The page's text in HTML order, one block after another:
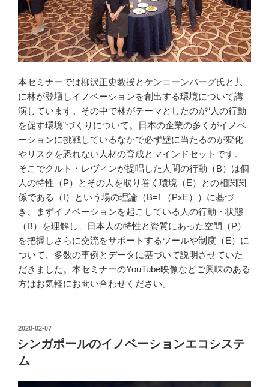
本セミナーでは柳沢正史教授とケンコーンバーグ氏と共
に林が登壇しイノベーションを創出する環境について講
演しています。その中で林がテーマとしたのが“人の行動
を促す環境”づくりについて。日本の企業の多くがイノベ
ーションに挑戦しているなかで必ず壁に当たるのが変化
やリスクを恐れない人材の育成とマインドセットです。
そこでクルト・レヴィンが提唱した人間の行動（B）は個
人の特性（P）とその人を取り巻く環境（E）との相関関
係である（f）という場の理論（B=f （PxE））に基づ
き、まずイノベーションを起こしている人の行動・状態
（B）を理解し、日本人の特性と資質にあった空間（P）
を把握しさらに交流をサポートするツールや制度（E）に
ついて、多数の事例とデータに基づいて説明させていた
だきました。本セミナーのYouTube映像などご興味のある
方はお気軽にお問い合わせください。
投
稿
日:
2020-02-07
シンガポールのイノベーションエコシステ
ム